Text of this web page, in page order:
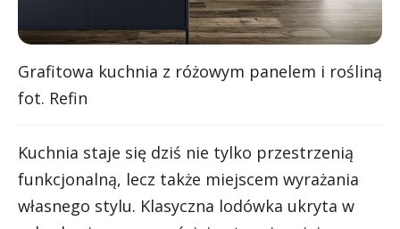
Grafitowa kuchnia z różowym panelem i rośliną
fot. Refin
Kuchnia staje się dziś nie tylko przestrzenią
funkcjonalną, lecz także miejscem wyrażania
własnego stylu. Klasyczna lodówka ukryta w